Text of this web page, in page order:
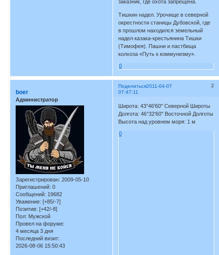
заказник, где охота запрещена.
Тишкин надел. Урочище в северной
окрестности станицы Дубовской, где
в прошлом находился земельный
надел казака-крестьянина Тишки
(Тимофея). Пашни и пастбища
колхоза «Путь к коммунизму».
0
Поделиться 2
2011-04-07
07:47:11
boer
Администратор
Зарегистрирован: 2009-05-10
Приглашений: 0
Сообщений: 19682
Уважение: [+85/-7]
Позитив: [+42/-8]
Пол: Мужской
Провел на форуме:
4 месяца 3 дня
Последний визит:
2026-08-06 15:50:43
Широта: 43°46'60'' Северной Широты
Долгота: 46°32'60'' Восточной Долготы
Высота над уровнем моря: 1 м
0